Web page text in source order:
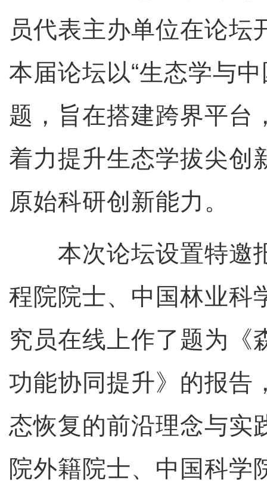
员代表主办单位在论坛
本届论坛以“生态学与
题，旨在搭建跨界平台
着力提升生态学拔尖创
原始科研创新能力。
本次论坛设置特邀
程院院士、中国林业科
究员在线上作了题为《
功能协同提升》的报告
态恢复的前沿理念与实
院外籍院士、中国科学